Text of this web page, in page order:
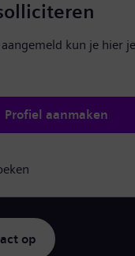
kun je hier
Profiel aanmaken
op